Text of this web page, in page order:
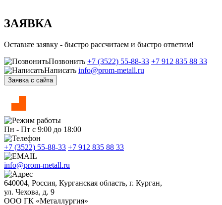
ЗАЯВКА
Оставьте заявку - быстро рассчитаем и быстро ответим!
Позвонить +7 (3522) 55-88-33 +7 912 835 88 33
Написать info@prom-metall.ru
Заявка с сайта
Пн - Пт с 9:00 до 18:00
+7 (3522) 55-88-33 +7 912 835 88 33
info@prom-metall.ru
640004, Россия, Курганская область, г. Курган,
ул. Чехова, д. 9
ООО ГК «Металлургия»